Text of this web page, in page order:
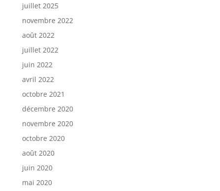
juillet 2025
novembre 2022
août 2022
juillet 2022
juin 2022
avril 2022
octobre 2021
décembre 2020
novembre 2020
octobre 2020
août 2020
juin 2020
mai 2020